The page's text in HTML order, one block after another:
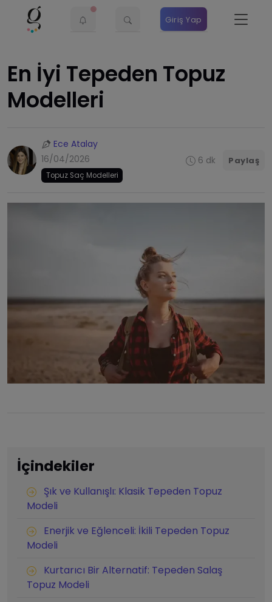
Giriş Yap
En İyi Tepeden Topuz
Modelleri
Ece Atalay
16/04/2026
Topuz Saç Modelleri
6 dk Paylaş
İçindekiler
Şık ve Kullanışlı: Klasik Tepeden Topuz
Modeli
Enerjik ve Eğlenceli: İkili Tepeden Topuz
Modeli
Kurtarıcı Bir Alternatif: Tepeden Salaş
Topuz Modeli